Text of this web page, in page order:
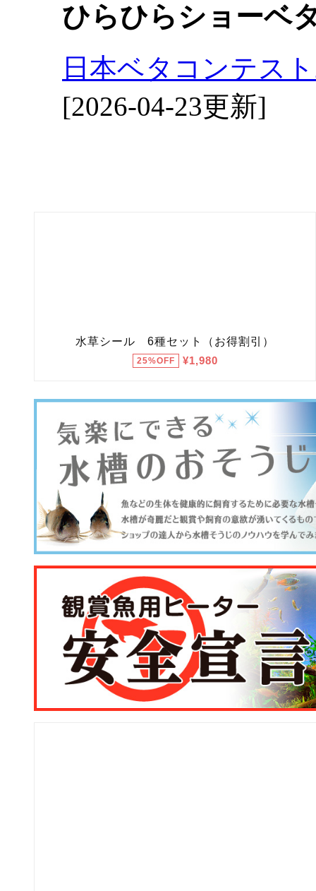
ひらひらショーベ
日本ベタコンテス
[2026-04-23更新]